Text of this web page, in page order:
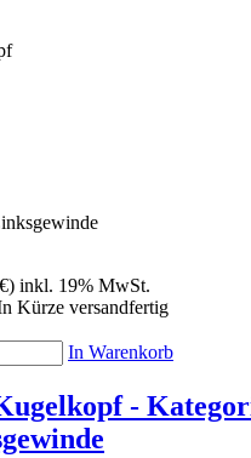
inkl. 19% MwSt.
Kürze versandfertig
In Warenkorb
-